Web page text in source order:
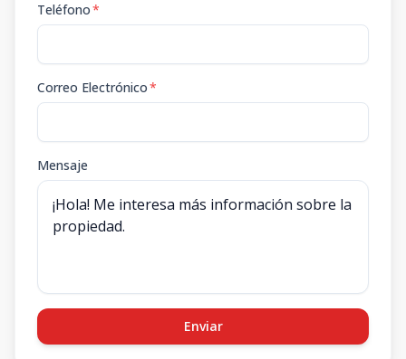
Teléfono*
Correo Electrónico*
Mensaje
Enviar